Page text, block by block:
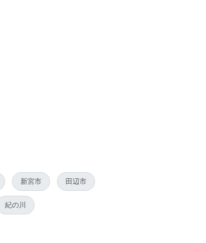
新宮市 田辺市
紀の川